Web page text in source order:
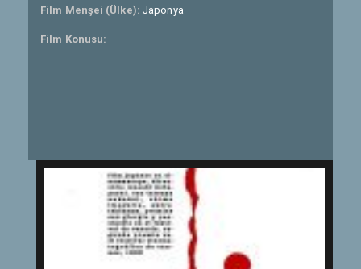
Film Menşei (Ülke): Japonya
Film Konusu: